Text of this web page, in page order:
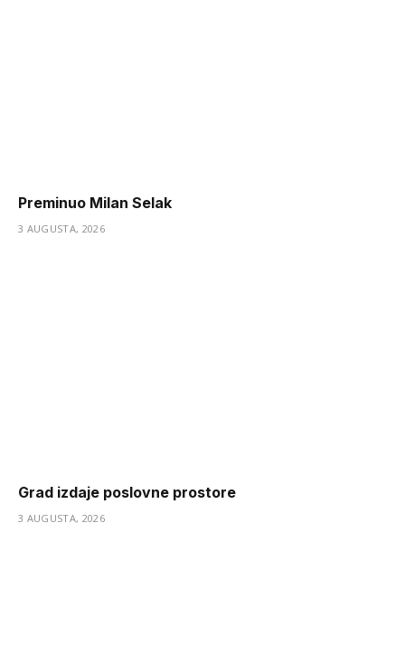
Preminuo Milan Selak
3 AUGUSTA, 2026
Grad izdaje poslovne prostore
3 AUGUSTA, 2026